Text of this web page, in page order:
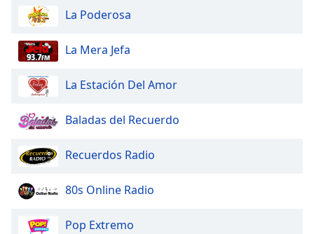
Escape
cancel
and
window.
Text
Color
Opacity
La Poderosa
La Mera Jefa
La Estación Del Amor
Baladas del Recuerdo
Recuerdos Radio
80s Online Radio
Pop Extremo